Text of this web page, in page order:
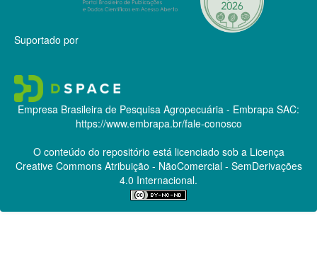
Suportado por
Empresa Brasileira de Pesquisa Agropecuária - Embrapa SAC:
https://www.embrapa.br/fale-conosco
O conteúdo do repositório está licenciado sob a Licença
Creative CommonsAtribuição - NãoComercial - SemDerivações
4.0 Internacional.